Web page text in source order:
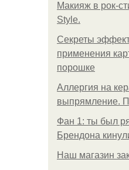
Макияж в рок-
Style.
Секреты
применения
порошке
Аллергия на
выпрямление.
Фан 1: ты был
Брендона
Нaш магaзин